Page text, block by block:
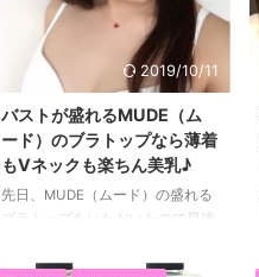
名前が面白いですよね。 このタ
オルは皇室も御用達なんです！
吸水性に優れていて、肌をごしご
ししなくても、水を吸ってくれる
んですよー(^_^)/ 私が持っている
のはウォッシュタオル用なのです
が、もう少し長いフェイスタオル
もあって、 髪の毛を洗った後に
タオルドライするとその後ドライ
おるの糸は空気を多く ...
2019/10/11
バストが盛れるMUDE（ム
ード）のブラトップなら薄着
もVネックも楽ちん美乳♪
先日、MUDE（ムード）の盛れる
ブラトップをいただいたので早速
MUDE（ムード）のブラトップ